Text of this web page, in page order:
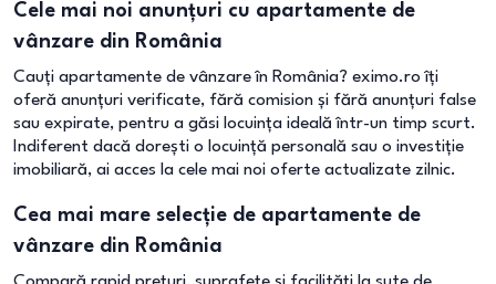
Cele mai noi anunțuri cu apartamente de
vânzare din România
Cauți apartamente de vânzare în România? eximo.ro îți
oferă anunțuri verificate, fără comision și fără anunțuri false
sau expirate, pentru a găsi locuința ideală într-un timp scurt.
Indiferent dacă dorești o locuință personală sau o investiție
imobiliară, ai acces la cele mai noi oferte actualizate zilnic.
Cea mai mare selecție de apartamente de
vânzare din România